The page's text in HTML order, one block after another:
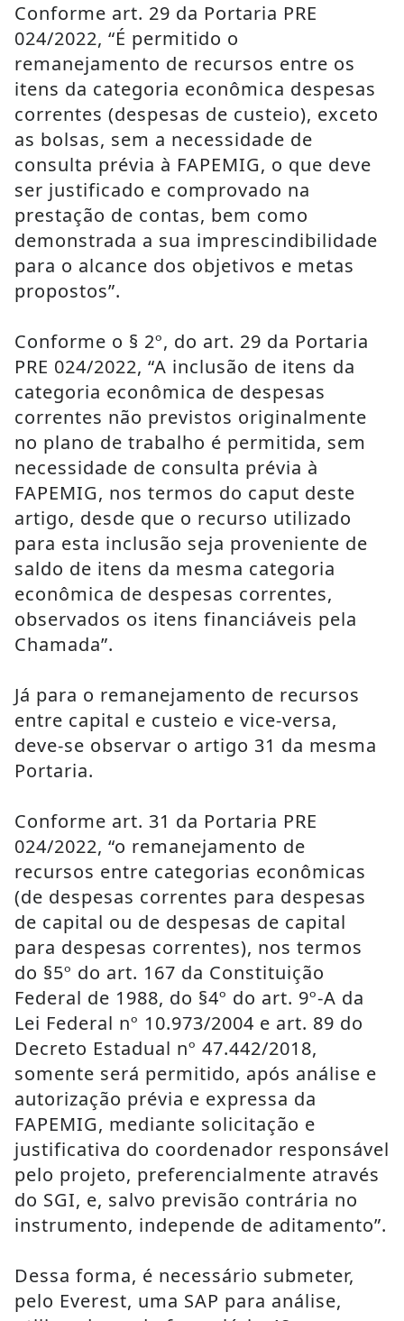
Conforme art. 29 da Portaria PRE
024/2022, “É permitido o
remanejamento de recursos entre os
itens da categoria econômica despesas
correntes (despesas de custeio), exceto
as bolsas, sem a necessidade de
consulta prévia à FAPEMIG, o que deve
ser justificado e comprovado na
prestação de contas, bem como
demonstrada a sua imprescindibilidade
para o alcance dos objetivos e metas
propostos”.
Conforme o § 2º, do art. 29 da Portaria
PRE 024/2022, “A inclusão de itens da
categoria econômica de despesas
correntes não previstos originalmente
no plano de trabalho é permitida, sem
necessidade de consulta prévia à
FAPEMIG, nos termos do caput deste
artigo, desde que o recurso utilizado
para esta inclusão seja proveniente de
saldo de itens da mesma categoria
econômica de despesas correntes,
observados os itens financiáveis pela
Chamada”.
Já para o remanejamento de recursos
entre capital e custeio e vice-versa,
deve-se observar o artigo 31 da mesma
Portaria.
Conforme art. 31 da Portaria PRE
024/2022, “o remanejamento de
recursos entre categorias econômicas
(de despesas correntes para despesas
de capital ou de despesas de capital
para despesas correntes), nos termos
do §5º do art. 167 da Constituição
Federal de 1988, do §4º do art. 9º-A da
Lei Federal nº 10.973/2004 e art. 89 do
Decreto Estadual nº 47.442/2018,
somente será permitido, após análise e
autorização prévia e expressa da
FAPEMIG, mediante solicitação e
justificativa do coordenador responsável
pelo projeto, preferencialmente através
do SGI, e, salvo previsão contrária no
instrumento, independe de aditamento”.
Dessa forma, é necessário submeter,
pelo Everest, uma SAP para análise,